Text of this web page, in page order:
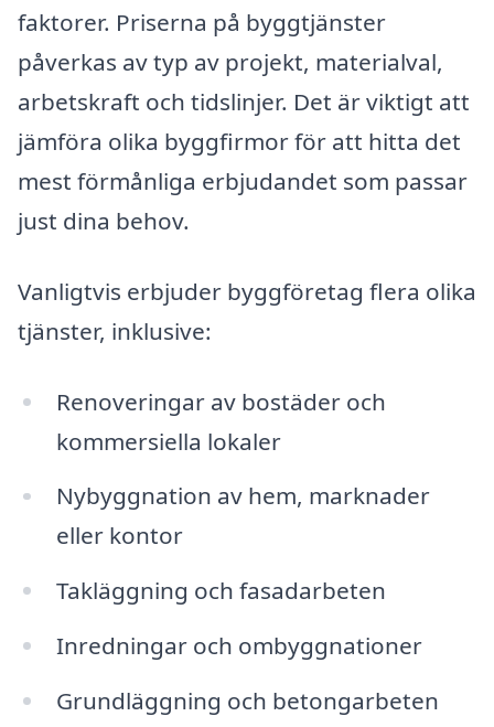
faktorer. Priserna på byggtjänster
påverkas av typ av projekt, materialval,
arbetskraft och tidslinjer. Det är viktigt att
jämföra olika byggfirmor för att hitta det
mest förmånliga erbjudandet som passar
just dina behov.
Vanligtvis erbjuder byggföretag flera olika
tjänster, inklusive:
Renoveringar av bostäder och
kommersiella lokaler
Nybyggnation av hem, marknader
eller kontor
Takläggning och fasadarbeten
Inredningar och ombyggnationer
Grundläggning och betongarbeten